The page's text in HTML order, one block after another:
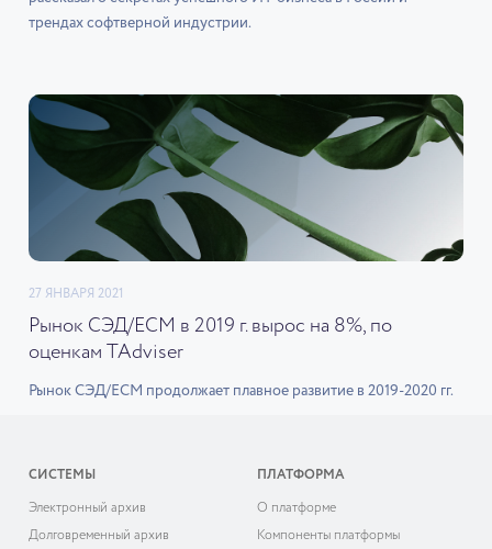
трендах софтверной индустрии.
27 ЯНВАРЯ 2021
Рынок СЭД/ECM в 2019 г. вырос на 8%, по
оценкам TAdviser
Рынок СЭД/ECM продолжает плавное развитие в 2019-2020 гг.
СИСТЕМЫ
Электронный архив
Долговременный архив
ПЛАТФОРМА
О платформе
Компоненты платформы